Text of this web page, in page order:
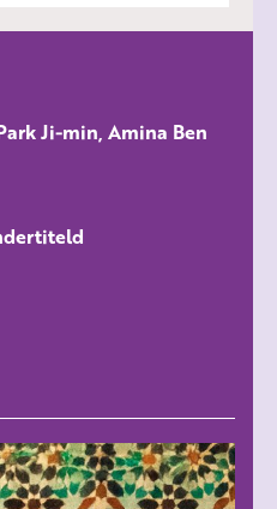
Ji-min, Amina Ben